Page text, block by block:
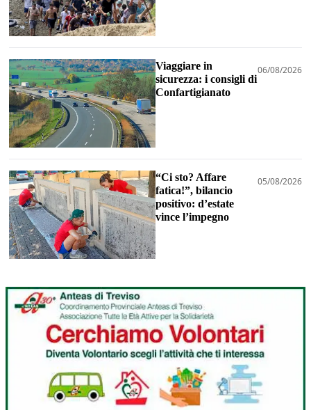
Viaggiare in
sicurezza: i consigli di
Confartigianato
06/08/2026
“Ci sto? Affare
fatica!”, bilancio
positivo: d’estate
vince l’impegno
05/08/2026